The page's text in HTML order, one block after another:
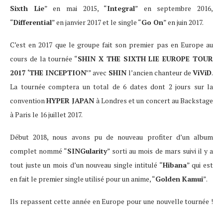
Sixth Lie” en mai 2015, “Integral” en septembre 2016,
“Differential” en janvier 2017 et le single “Go On” en juin 2017.
C’est en 2017 que le groupe fait son premier pas en Europe au
cours de la tournée “SHIN X THE SIXTH LIE EUROPE TOUR
2017 ‘THE INCEPTION’” avec SHIN l’ancien chanteur de ViViD.
La tournée comptera un total de 6 dates dont 2 jours sur la
conventionHYPER JAPAN à Londres et un concert au Backstage
à Paris le 16 juillet 2017.
Début 2018, nous avons pu de nouveau profiter d’un album
complet nommé “SINGularity” sorti au mois de mars suivi il y a
tout juste un mois d’un nouveau single intitulé “Hibana” qui est
en fait le premier single utilisé pour un anime, “Golden Kamui”.
Ils repassent cette année en Europe pour une nouvelle tournée !